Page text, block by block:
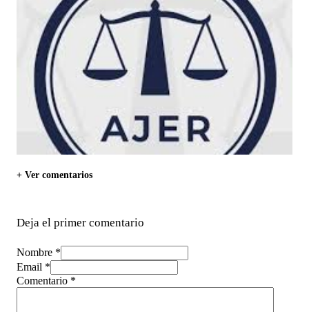
+ Ver comentarios
Deja el primer comentario
Nombre *
Email *
Comentario *